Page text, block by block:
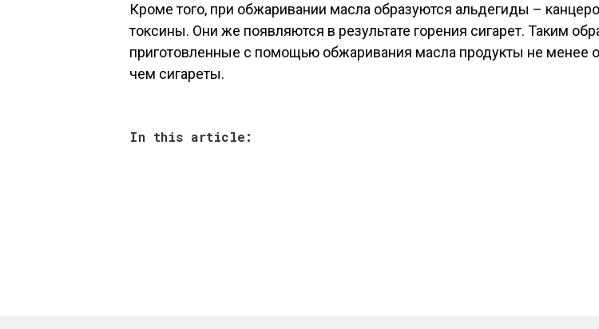
Кроме того, при обжаривании масла образуются альдегиды –
токсины. Они же появляются в результате горения сигарет. Таким
приготовленные с помощью обжаривания масла продукты не менее
чем сигареты.
In this article: